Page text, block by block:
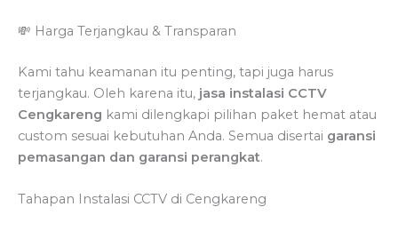
💸 Harga Terjangkau & Transparan
Kami tahu keamanan itu penting, tapi juga harus
terjangkau. Oleh karena itu, jasa instalasi CCTV
Cengkareng kami dilengkapi pilihan paket hemat atau
custom sesuai kebutuhan Anda. Semua disertai garansi
pemasangan dan garansi perangkat.
Tahapan Instalasi CCTV di Cengkareng